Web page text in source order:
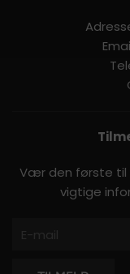
Vær den første til
vigtige